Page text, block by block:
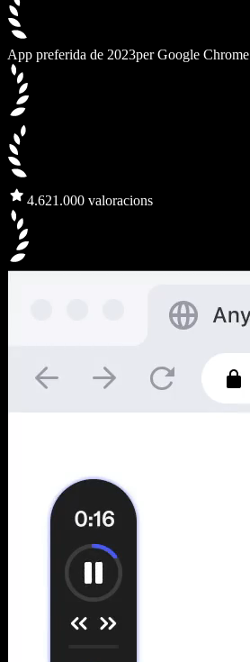
App preferida de 2023per Google Chrome
4.621.000 valoracions